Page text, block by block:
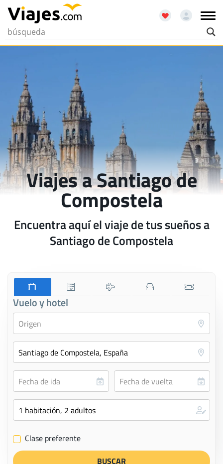
Viajes a Santiago de
Compostela
Encuentra aquí el viaje de tus sueños a
Santiago de Compostela
Vuelo y hotel
✔ Clase preferente